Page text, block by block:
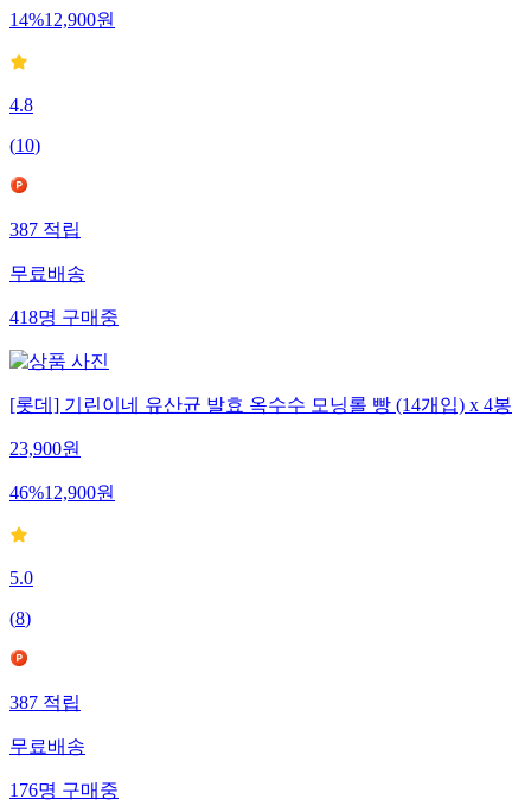
14%12,900원
4.8
(10)
387적립
무료배송
418명구매중
[롯데] 기린이네 유산균 발효 옥수수 모닝롤 빵 (14개입) x 4봉
23,900원
46%12,900원
5.0
(8)
387적립
무료배송
176명구매중